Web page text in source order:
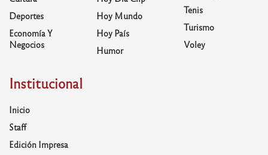
Deportes
Economía Y
Negocios
Hoy Mundo
Hoy País
Humor
Tenis
Turismo
Voley
Institucional
Inicio
Staff
Edición Impresa